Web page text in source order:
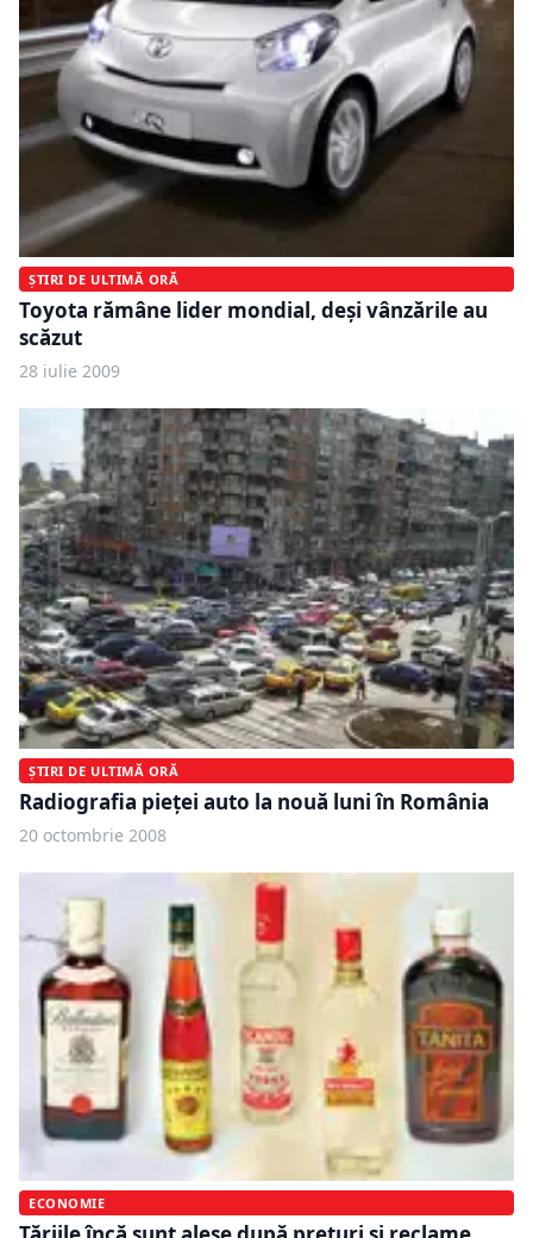
ȘTIRI DE ULTIMĂ ORĂ
Toyota rămâne lider mondial, deşi vânzările au
scăzut
28 iulie 2009
ȘTIRI DE ULTIMĂ ORĂ
Radiografia pieţei auto la nouă luni în România
20 octombrie 2008
ECONOMIE